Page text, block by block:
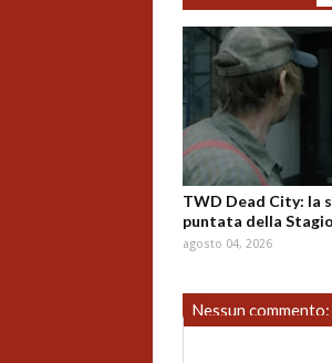
TWD Dead City: la
puntata della
agosto 04, 2026
Nessun commento: